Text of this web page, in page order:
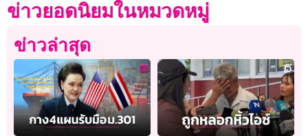
ข่าวยอดนิยมในหมวดหมู่
ข่าวล่าสุด